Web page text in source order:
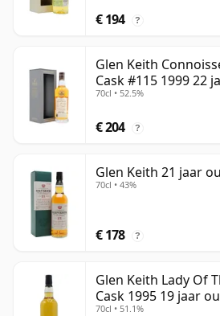
€ 194 ?
Glen Keith
Cask #115 1999 22
70cl • 52.5%
€ 204 ?
Glen Keith 21 jaar
70cl • 43%
€ 178 ?
Glen Keith Lady Of
Cask 1995 19 jaar
70cl • 51.1%